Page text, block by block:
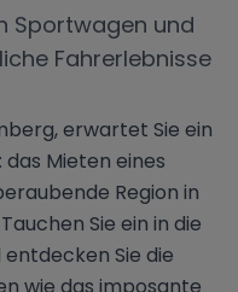
Sportwagen und
Fahrerlebnisse
erwartet Sie ein
Mieten eines
Region in
Sie ein in die
Sie die